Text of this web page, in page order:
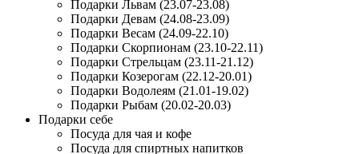
Подарки Львам (23.07-23.08)
Подарки Девам (24.08-23.09)
Подарки Весам (24.09-22.10)
Подарки Скорпионам (23.10-22.11)
Подарки Стрельцам (23.11-21.12)
Подарки Козерогам (22.12-20.01)
Подарки Водолеям (21.01-19.02)
Подарки Рыбам (20.02-20.03)
Подарки себе
Посуда для чая и кофе
Посуда для спиртных напитков